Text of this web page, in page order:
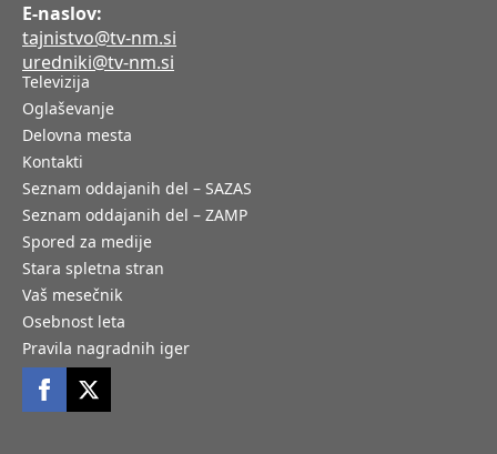
E-naslov:
tajnistvo@tv-nm.si
uredniki@tv-nm.si
Televizija
Oglaševanje
Delovna mesta
Kontakti
Seznam oddajanih del – SAZAS
Seznam oddajanih del – ZAMP
Spored za medije
Stara spletna stran
Vaš mesečnik
Osebnost leta
Pravila nagradnih iger